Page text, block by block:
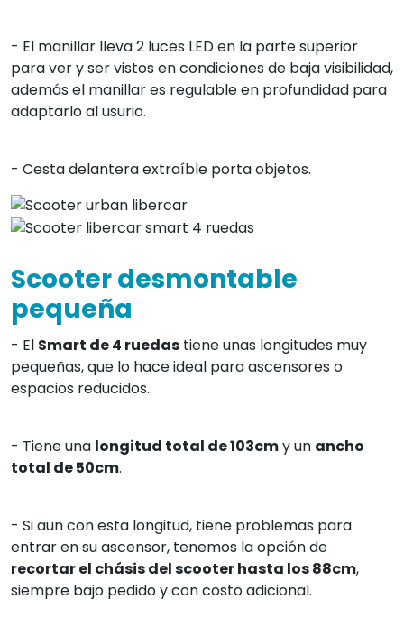
- El manillar lleva 2 luces LED en la parte superior
para ver y ser vistos en condiciones de baja visibilidad,
además el manillar es regulable en profundidad para
adaptarlo al usurio.
- Cesta delantera extraíble porta objetos.
Scooter desmontable
pequeña
- El Smart de 4 ruedas tiene unas longitudes muy
pequeñas, que lo hace ideal para ascensores o
espacios reducidos..
- Tiene una longitud total de 103cmy un ancho
total de 50cm.
- Si aun con esta longitud, tiene problemas para
entrar en su ascensor, tenemos la opción de
recortar el chásis del scooter hasta los 88cm,
siempre bajo pedido y con costo adicional.